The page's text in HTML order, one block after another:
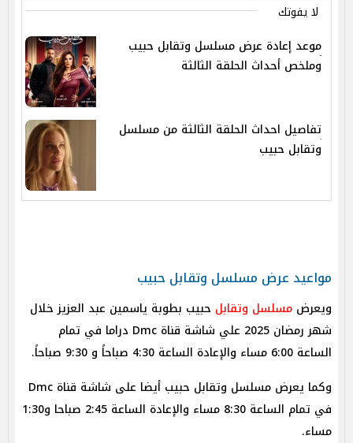
لا يفوتك
موعد إعادة عرض مسلسل وتقابل حبيب
وملخص أحداث الحلقة الثالثة
تفاصيل احداث الحلقة الثالثة من مسلسل
وتقابل حبيب
مواعيد عرض مسلسل وتقابل حبيب
ويعرض مسلسل وتقابل حبيب بطوبة ياسمين عبد العزيز خلال
شهر رمضان 2025 علي شاشة قناة Dmc دراما في تمام
الساعة 6:00 مساء والإعادة الساعة 4:30 صباحاً و 9:30 صباحاً.
وكما يعرض مسلسل وتقابل حبيب أيضا على شاشة قناة Dmc
في تمام الساعة 8:30 مساء والإعادة الساعة 2:45 صباحا و1:30
مساء.